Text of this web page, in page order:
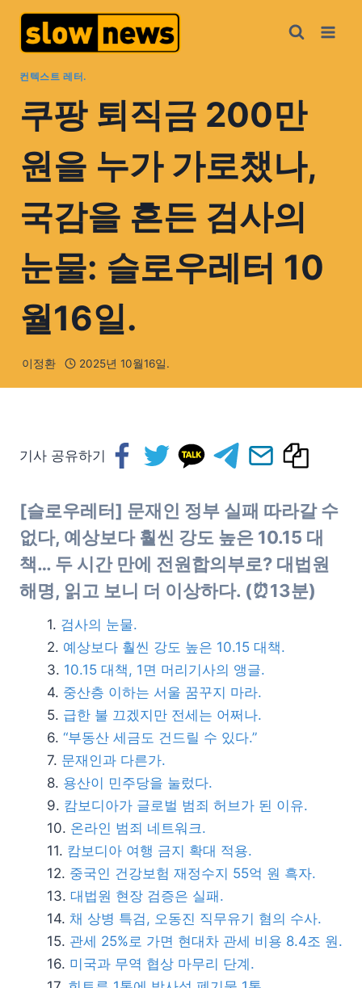
컨텍스트 레터.
쿠팡 퇴직금 200만
원을 누가 가로챘나,
국감을 흔든 검사의
눈물: 슬로우레터 10
월16일.
이정환 2025년 10월16일.
기사 공유하기
[슬로우레터] 문재인 정부 실패 따라갈 수
없다, 예상보다 훨씬 강도 높은 10.15 대
책… 두 시간 만에 전원합의부로? 대법원
해명, 읽고 보니 더 이상하다. (⏰13분)
검사의 눈물.
예상보다 훨씬 강도 높은 10.15 대책.
10.15 대책, 1면 머리기사의 앵글.
중산층 이하는 서울 꿈꾸지 마라.
급한 불 끄겠지만 전세는 어쩌나.
“부동산 세금도 건드릴 수 있다.”
문재인과 다른가.
용산이 민주당을 눌렀다.
캄보디아가 글로벌 범죄 허브가 된 이유.
온라인 범죄 네트워크.
캄보디아 여행 금지 확대 적용.
중국인 건강보험 재정수지 55억 원 흑자.
대법원 현장 검증은 실패.
채 상병 특검, 오동진 직무유기 혐의 수사.
관세 25%로 가면 현대차 관세 비용 8.4조 원.
미국과 무역 협상 마무리 단계.